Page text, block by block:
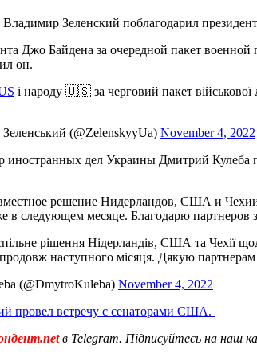
Зеленский поблагодарил
Джо Байдена за очередной пакет
он.
і народу 🇺🇸 за черговий пакет
(@ZelenskyyUa) November 4, 2022
иностранных дел Украины Дмитрий
решение Нидерландов, США и
в следующем месяце. Благодарю партнеров
рішення Нідерландів, США та Чехії
наступного місяця. Дякую партнерам
(@DmytroKuleba) November 4, 2022
провел встречу с сенаторами США.
в Telegram. Підписуйтесь на наш